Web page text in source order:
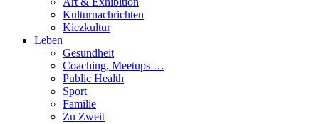
Kulturnachrichten
Kiezkultur
Leben
Gesundheit
Coaching, Meetups …
Public Health
Sport
Familie
Zu Zweit